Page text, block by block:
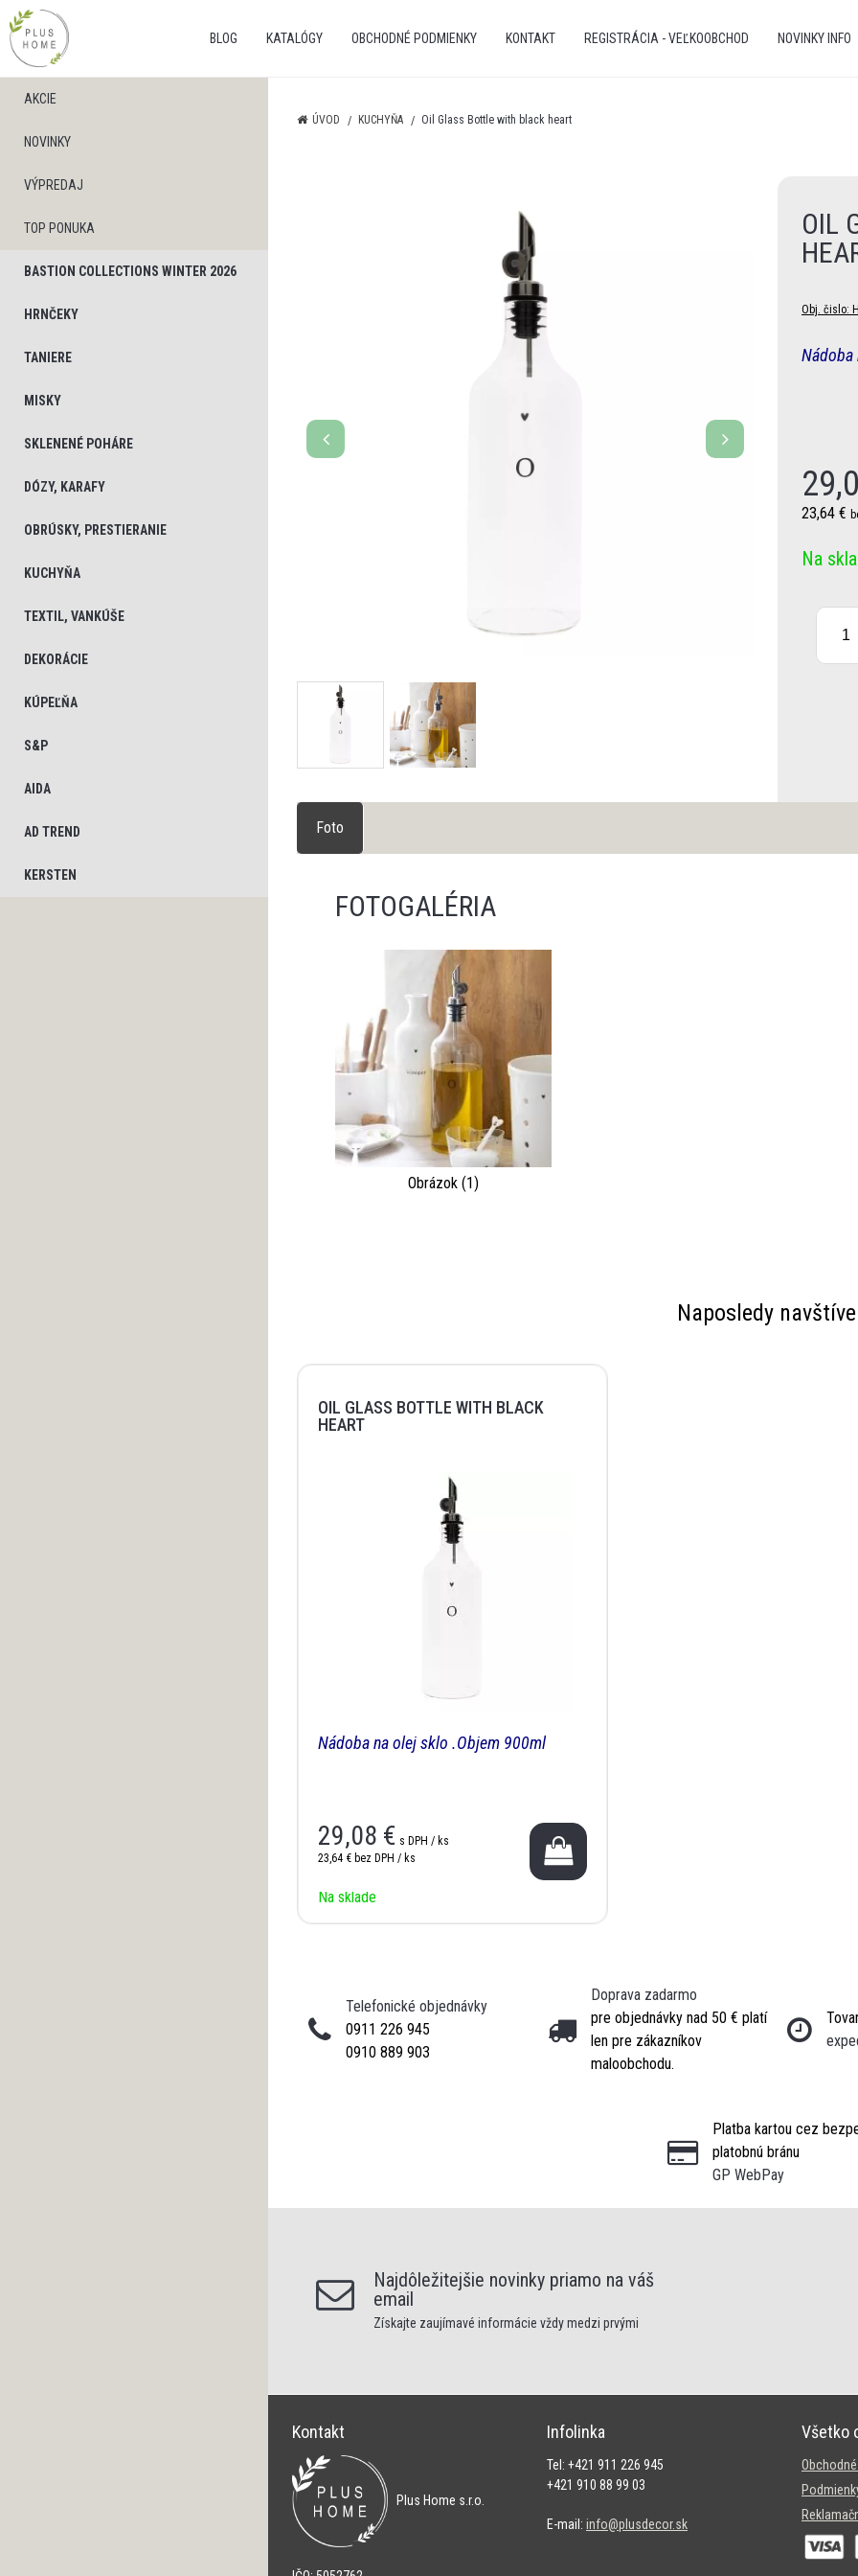
BLOG KATALÓGY OBCHODNÉ PODMIENKY KONTAKT REGISTRÁCIA - VEĽKOOBCHOD NOVINKY INFO
AKCIE
NOVINKY
VÝPREDAJ
TOP PONUKA
BASTION COLLECTIONS WINTER 2026
HRNČEKY
TANIERE
MISKY
SKLENENÉ POHÁRE
DÓZY, KARAFY
OBRÚSKY, PRESTIERANIE
KUCHYŇA
TEXTIL, VANKÚŠE
DEKORÁCIE
KÚPEĽŇA
S&P
AIDA
AD TREND
KERSTEN
ÚVOD KUCHYŇA Oil Glass Bottle with black heart
OIL
Obj. čislo:
23,64 €
Na
Foto
FOTOGALÉRIA
Obrázok (1)
Naposledy
OIL GLASS BOTTLE WITH BLACK
HEART
Nádoba na olej sklo .Objem 900ml
29,08 € s DPH / ks
23,64 € bez DPH / ks
Na sklade
Telefonické objednávky
0911 226 945
0910 889 903
Doprava zadarmo
pre objednávky nad 50 € platí
len pre zákazníkov
maloobchodu.
Platba kartou cez
platobnú bránu
GP WebPay
Najdôležitejšie novinky priamo na váš
email
Získajte zaujímavé informácie vždy medzi prvými
Kontakt
Plus Home s.r.o.
Infolinka
Tel: +421 911 226 945
+421 910 88 99 03
E-mail: info@plusdecor.sk
Všetko